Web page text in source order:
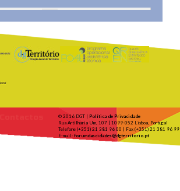
© 2016 DGT | Política de Privacidade
Rua Artilharia Um, 107 | 1099-052 Lisboa, Portugal
Telefone (+351) 21 381 96 00 | Fax (+351) 21 381 96 99
E-mail: forumdascidades@dgterritorio.pt